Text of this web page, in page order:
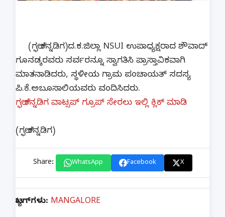
(ಗಲ್ಫ್ ಕನ್ನಡಿಗ)ದ.ಕ.ಜಿಲ್ಲಾ NSUI ಉಪಾಧ್ಯಕ್ಷರಾದ ಶೌವಾದ್
ಗೂನಡ್ಕರವರು ಸರ್ವರನ್ನೂ ಸ್ವಾಗತಿಸಿ ಪ್ರಾಸ್ತಾವಿಕವಾಗಿ
ಮಾತನಾಡಿದರು, ಸ್ಥಳೀಯ ಗ್ರಾಮ ಪಂಚಾಯತ್ ಸದಸ್ಯ
ಪಿ.ಕೆ.ಅಬೂಸಾಲಿಯವರು ವಂದಿಸಿದರು.
ಗಲ್ಫ್ ಕನ್ನಡಿಗ ವಾಟ್ಸಪ್ ಗ್ರೂಪ್ ಸೇರಲು ಇಲ್ಲಿ ಕ್ಲಿಕ್ ಮಾಡಿ
(ಗಲ್ಫ್ ಕನ್ನಡಿಗ)
Share: WhatsApp Facebook X
ಟ್ಯಾಗ್‌ಗಳು: MANGALORE